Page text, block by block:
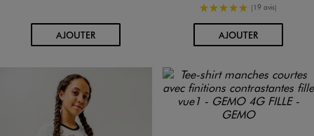
AJOUTERAU PANIER
5/5 de moyenne
(19 avis)
AJOUTERAU PANIER